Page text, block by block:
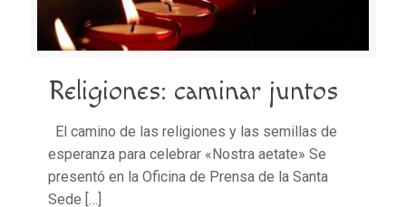
Religiones: caminar juntos
El camino de las religiones y las semillas de
esperanza para celebrar «Nostra aetate» Se
presentó en la Oficina de Prensa de la Santa
Sede […]